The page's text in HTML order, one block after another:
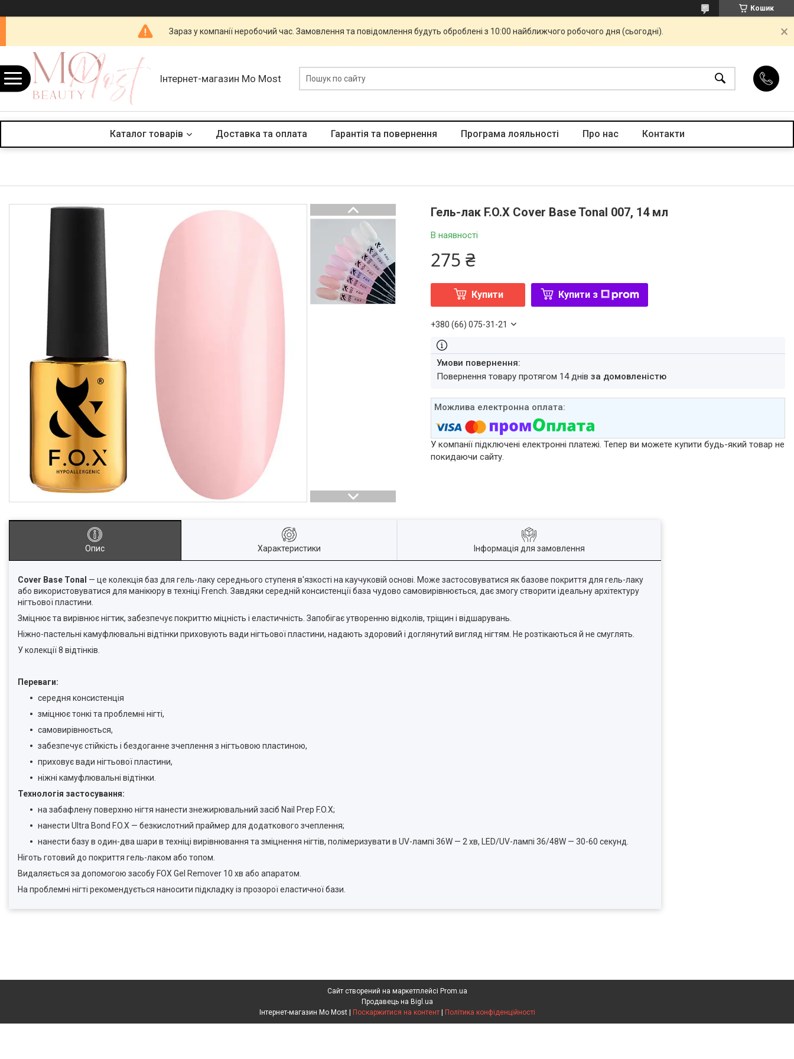
Кошик
Зараз у компанії неробочий час. Замовлення та повідомлення будуть оброблені з 10:00 найближчого робочого дня (сьогодні).
Інтернет-магазин Mo Most
Каталог товарів Доставка та оплата Гарантія та повернення Програма лояльності Про нас Контакти
Гель-лак F.O.X Cover Base Tonal 007, 14 мл
В наявності
275 ₴
Купити Купити з
+380 (66) 075-31-21
повернення товару протягом 14 днівза домовленістю
У компанії підключені електронні платежі. Тепер ви можете купити будь-який товар не
покидаючи сайту.
Опис Характеристики Інформація для замовлення
Cover Base Tonal — це колекція баз для гель-лаку середнього ступеня в'язкості на каучуковій основі. Може застосовуватися як базове покриття для гель-лаку
або використовуватися для манікюру в техніці French. Завдяки середній консистенції база чудово самовирівнюється, дає змогу створити ідеальну архітектуру
нігтьової пластини.
Зміцнює та вирівнює нігтик, забезпечує покриттю міцність і еластичність. Запобігає утворенню відколів, тріщин і відшарувань.
Ніжно-пастельні камуфлювальні відтінки приховують вади нігтьової пластини, надають здоровий і доглянутий вигляд нігтям. Не розтікаються й не смуглять.
У колекції 8 відтінків.
Переваги:
середня консистенція
зміцнює тонкі та проблемні нігті,
самовирівнюється,
забезпечує стійкість і бездоганне зчеплення з нігтьовою пластиною,
приховує вади нігтьової пластини,
ніжні камуфлювальні відтінки.
Технологія застосування:
на забафлену поверхню нігтя нанести знежирювальний засіб Nail Prep F.O.X;
нанести Ultra Bond F.O.X — безкислотний праймер для додаткового зчеплення;
нанести базу в один-два шари в техніці вирівнювання та зміцнення нігтів, полімеризувати в UV-лампі 36W — 2 хв, LED/UV-лампі 36/48W — 30-60 секунд.
Ніготь готовий до покриття гель-лаком або топом.
Видаляється за допомогою засобу FOX Gel Remover 10 хв або апаратом.
На проблемні нігті рекомендується наносити підкладку із прозорої еластичної бази.
Сайт створений на маркетплейсі Prom.ua
Продавець на Bigl.ua
Поскаржитися на контент Політика конфіденційності